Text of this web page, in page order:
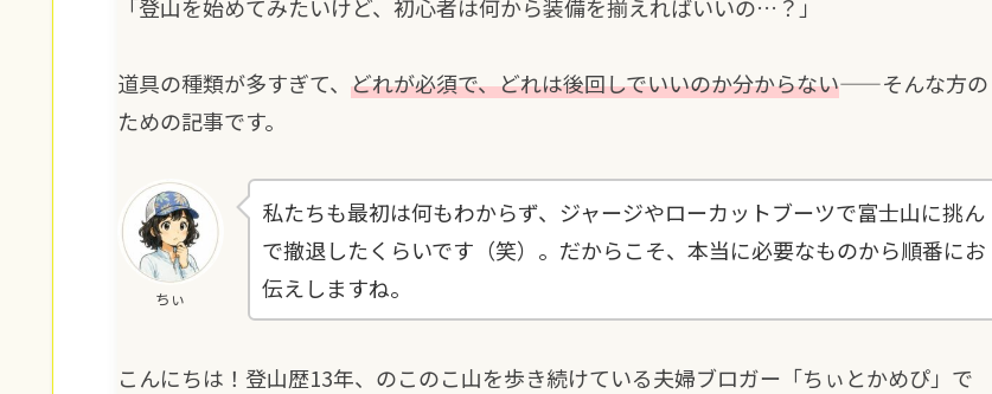
「登山を始めてみたいけど、初心者は何から装備を揃えればいいの…？」
道具の種類が多すぎて、 どれが必須で、どれは後回しでいいのか分からない——そんな方の
ための記事です。
ちぃ
私たちも最初は何もわからず、ジャージやローカットブーツで富士山に挑ん
で撤退したくらいです（笑）。だからこそ、本当に必要なものから順番にお
伝えしますね。
こんにちは！登山歴13年、のこのこ山を歩き続けている夫婦ブロガー「ちぃとかめぴ」で